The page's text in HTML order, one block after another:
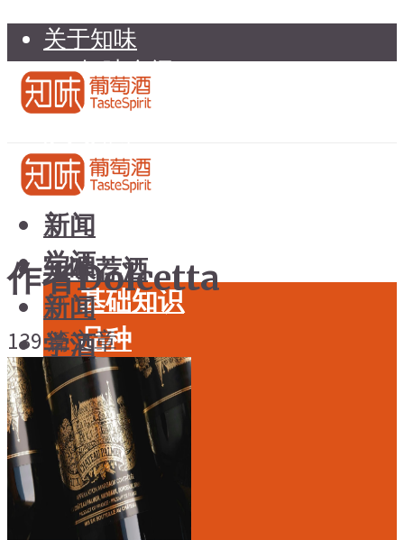
关于知味
知味介绍
知味专家顾问委员会
联系我们
知味荐酒
新闻
学酒
基础知识
品种
年份
酒具周边
投资收藏
留学教育
名庄
知味荐酒
新闻
学酒
基础知识
品种
年份
酒具周边
作者Dolcetta
139 篇文章